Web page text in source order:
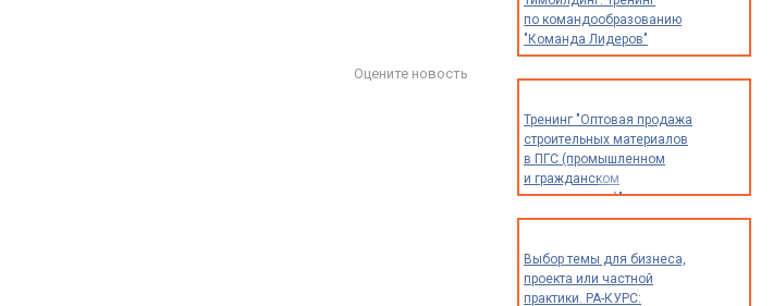
по командообразованию
"Команда Лидеров"
Тренинг "Оптовая продажа
строительных материалов
в ПГС (промышленном
и гражданском
строительстве)"
Выбор темы для бизнеса,
проекта или частной
практики. РА-КУРС:
Оцените новость